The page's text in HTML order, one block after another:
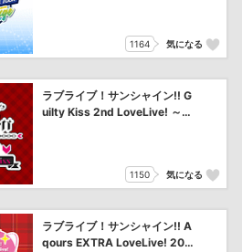
1164 気になる
ラブライブ！サンシャイン!! G
uilty Kiss 2nd LoveLive! ～Re
1150 気になる
ラブライブ！サンシャイン!! A
qours EXTRA LoveLive! 202